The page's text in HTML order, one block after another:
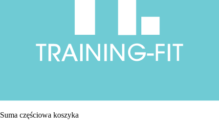
Suma częściowa koszyka